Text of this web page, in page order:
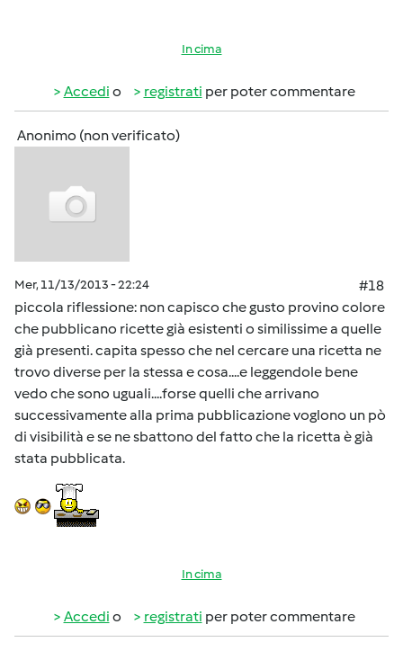
In cima
Accedi o registrati per poter commentare
Anonimo (non verificato)
Mer, 11/13/2013 - 22:24
#18
piccola riflessione: non capisco che gusto provino colore
che pubblicano ricette già esistenti o similissime a quelle
già presenti. capita spesso che nel cercare una ricetta ne
trovo diverse per la stessa e cosa....e leggendole bene
vedo che sono uguali....forse quelli che arrivano
successivamente alla prima pubblicazione voglono un pò
di visibilità e se ne sbattono del fatto che la ricetta è già
stata pubblicata.
In cima
Accedi o registrati per poter commentare